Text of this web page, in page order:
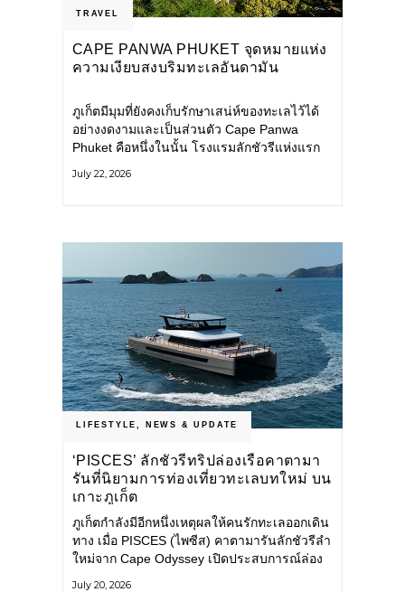
TRAVEL
CAPE PANWA PHUKET จุดหมายแห่ง
ความเงียบสงบริมทะเลอันดามัน
ภูเก็ตมีมุมที่ยังคงเก็บรักษาเสน่ห์ของทะเลไว้ได้
อย่างงดงามและเป็นส่วนตัว Cape Panwa
Phuket คือหนึ่งในนั้น โรงแรมลักชัวรีแห่งแรก
แหลมพันวา ทางตะวันออกเฉียงใต้ของเกาะ
July 22, 2026
LIFESTYLE, NEWS & UPDATE
‘PISCES’ ลักชัวรีทริปล่องเรือคาตามา
รันที่นิยามการท่องเที่ยวทะเลบทใหม่ บน
เกาะภูเก็ต
ภูเก็ตกำลังมีอีกหนึ่งเหตุผลให้คนรักทะเลออกเดิน
ทาง เมื่อ PISCES (ไพซีส) คาตามารันลักชัวรีลำ
ใหม่จาก Cape Odyssey เปิดประสบการณ์ล่อง
July 20, 2026